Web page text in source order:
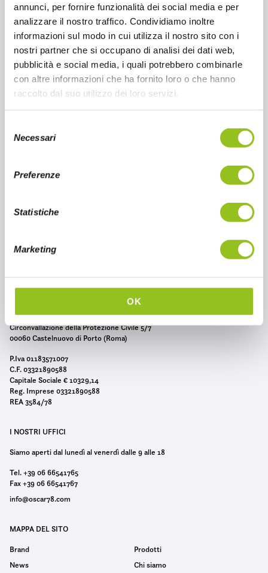
annunci, per fornire funzionalità dei social media e per
analizzare il nostro traffico. Condividiamo inoltre
informazioni sul modo in cui utilizza il nostro sito con i
nostri partner che si occupano di analisi dei dati web,
pubblicità e social media, i quali potrebbero combinarle
con altre informazioni che ha fornito loro o che hanno
raccolto dal suo utilizzo dei loro servizi.
n
Necessari
Preferenze
Statistiche
Marketing
OK
Barbecue Sweet Baby Ray's proposte da
Oscar '78: un'esplosione di sapori e aromi.
Sweet Baby Ray's è l'azienda americana n.1
per la produzione di Salse BBQ.
Circonvallazione della Protezione Civile 5/7
00060 Castelnuovo di Porto (Roma)
P.Iva 01183571007
C.F. 03321890588
Capitale Sociale € 10329,14
Reg. Imprese 03321890588
REA 3584/78
I NOSTRI UFFICI
Siamo aperti dal lunedì al venerdì dalle 9 alle 18
Tel. +39 06 66541765
Fax +39 06 66541767
info@oscar78.com
MAPPA DEL SITO
Brand
Prodotti
News
Chi siamo